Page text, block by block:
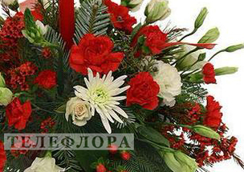
90 RUB 90 RUB